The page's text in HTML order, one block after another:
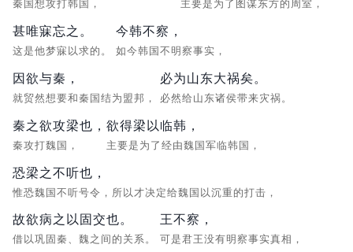
秦国想攻打韩国， 主要是为了图谋东方的周室，
甚唯寐忘之。
这是他梦寐以求的。
今韩不察，
如今韩国不明察事实，
因欲与秦，
就贸然想要和秦国结为盟邦，
必为山东大祸矣。
必然给山东诸侯带来灾祸。
秦之欲攻梁也，
秦攻打魏国，
欲得梁以临韩，
主要是为了经由魏国军临韩国，
恐梁之不听也，
惟恐魏国不听号令，所以才决定给魏国以沉重的打击，
故欲病之以固交也。
借以巩固秦、魏之间的关系。
王不察，
可是君王没有明察事实真相，